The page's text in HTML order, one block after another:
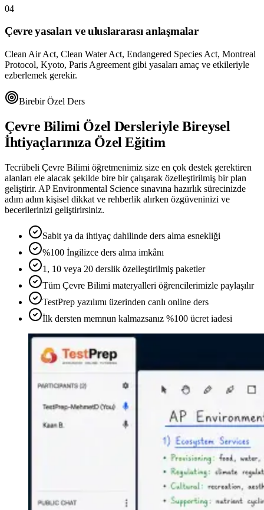
04
Çevre yasaları ve uluslararası anlaşmalar
Clean Air Act, Clean Water Act, Endangered Species Act, Montreal
Protocol, Kyoto, Paris Agreement gibi yasaları amaç ve etkileriyle
ezberlemek gerekir.
Birebir Özel Ders
Çevre Bilimi Özel Dersleriyle Bireysel
İhtiyaçlarınıza Özel Eğitim
Tecrübeli Çevre Bilimi öğretmenimiz size en çok destek gerektiren
alanları ele alacak şekilde bire bir çalışarak özelleştirilmiş bir plan
geliştirir. AP Environmental Science sınavına hazırlık sürecinizde
adım adım kişisel dikkat ve rehberlik alırken özgüveninizi ve
becerilerinizi geliştirirsiniz.
Sabit ya da ihtiyaç dahilinde ders alma esnekliği
%100 İngilizce ders alma imkânı
1, 10 veya 20 derslik özelleştirilmiş paketler
Tüm Çevre Bilimi materyalleri öğrencilerimizle paylaşılır
TestPrep yazılımı üzerinden canlı online ders
İlk dersten memnun kalmazsanız %100 ücret iadesi